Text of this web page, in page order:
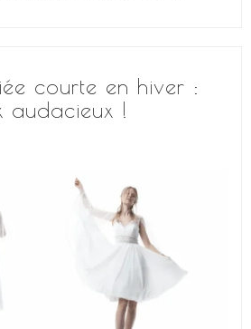
courte en hiver :
audacieux !